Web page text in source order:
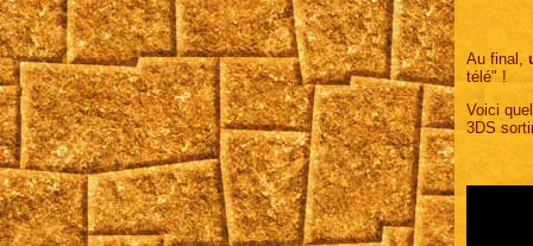
Au final,
télé" !
Voici
3DS